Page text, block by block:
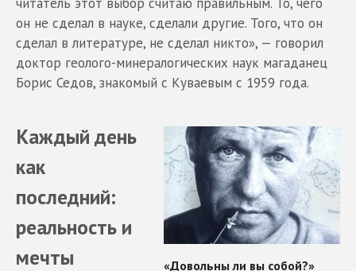
он не сделал в науке, сделали другие. Того, что он
сделал в литературе, не сделал никто», — говорил
доктор геолого-минералогических наук магаданец
Борис Седов, знакомый с Куваевым с 1959 года.
Каждый день
как
последний:
реальность и
мечты